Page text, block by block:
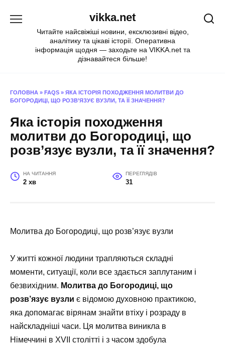
vikka.net
Читайте найсвіжіші новини, ексклюзивні відео,
аналітику та цікаві історії. Оперативна
інформація щодня — заходьте на VIKKA.net та
дізнавайтеся більше!
ГОЛОВНА » FAQS » ЯКА ІСТОРІЯ ПОХОДЖЕННЯ МОЛИТВИ ДО
БОГОРОДИЦІ, ЩО РОЗВ’ЯЗУЄ ВУЗЛИ, ТА ЇЇ ЗНАЧЕННЯ?
Яка історія походження
молитви до Богородиці, що
розв’язує вузли, та її значення?
НА ЧИТАННЯ
2 хв
ПЕРЕГЛЯДІВ
31
Молитва до Богородиці, що розв’язує вузли
У житті кожної людини трапляються складні
моменти, ситуації, коли все здається заплутаним і
безвихідним. Молитва до Богородиці, що
розв’язує вузли є відомою духовною практикою,
яка допомагає вірянам знайти втіху і розраду в
найскладніші часи. Ця молитва виникла в
Німеччині в XVII столітті і з часом здобула